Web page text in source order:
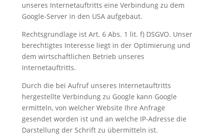
unseres Internetauftritts eine Verbindung zu dem
Google-Server in den USA aufgebaut.
Rechtsgrundlage ist Art. 6 Abs. 1 lit. f) DSGVO. Unser
berechtigtes Interesse liegt in der Optimierung und
dem wirtschaftlichen Betrieb unseres
Internetauftritts.
Durch die bei Aufruf unseres Internetauftritts
hergestellte Verbindung zu Google kann Google
ermitteln, von welcher Website Ihre Anfrage
gesendet worden ist und an welche IP-Adresse die
Darstellung der Schrift zu übermitteln ist.